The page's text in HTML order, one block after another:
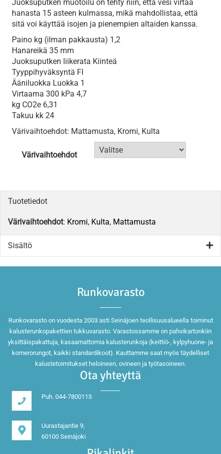
Juoksuputken muotoilu on tehty niin, että vesi virtaa
hanasta 15 asteen kulmassa, mikä mahdollistaa, että
sitä voi käyttää isojen ja pienempien altaiden kanssa.
Paino kg (ilman pakkausta) 1,2
Hanareikä 35 mm
Juoksuputken liikerata Kiinteä
Tyyppihyväksyntä FI
Ääniluokka Luokka 1
Virtaama 300 kPa​ 4,7
kg CO2e 6,31
Takuu kk 24
Värivaihtoehdot: Mattamusta, Kromi, Kulta
Värivaihtoehdot
Tuotetiedot
Värivaihtoehdot: Kromi, Kulta, Mattamusta
Sisältö
Runkovarasto
Runkovarasto on vuodesta 2003 asti Seinäjoen teollisuusalueella toiminut
kalusterunkopakettien tukkuvarasto. Varastossamme on pahvikartonkiin
yksittäispakattuja, kasaamattomia kalusterunkoja (keittiö-, kylpyhuone- ja
komerorungot, kaikki standardikoot). Kauttamme saat myös täydelliset
kalustetoimitukset heloineen, ovineen ja työtasoineen.
Ota yhteyttä
Puh. 044-7800113
Uurastajantie 9,
60100 Seinäjoki